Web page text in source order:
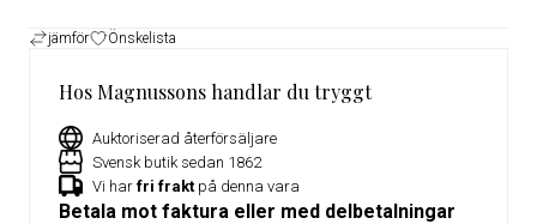
jämför Önskelista
Hos Magnussons handlar du tryggt
Auktoriserad återförsäljare
Svensk butik sedan 1862
Vi har fri frakt på denna vara
Betala mot faktura eller med delbetalningar